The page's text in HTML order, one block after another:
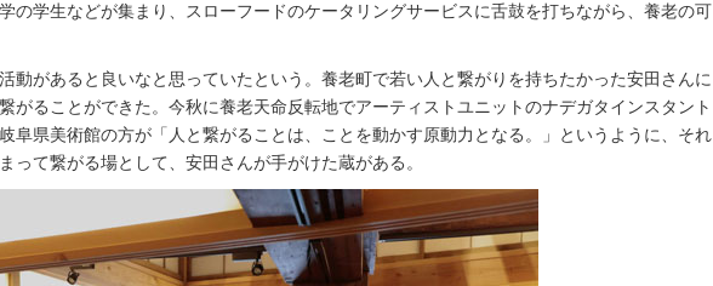
の学生などが集まり、スローフードのケータリングサービスに舌鼓を打ちながら、養老の可
動があると良いなと思っていたという。養老町で若い人と繋がりを持ちたかった安田さんに
がることができた。今秋に養老天命反転地でアーティストユニットのナデガタインスタント
阜県美術館の方が「人と繋がることは、ことを動かす原動力となる。」というように、それ
て繋がる場として、安田さんが手がけた蔵がある。